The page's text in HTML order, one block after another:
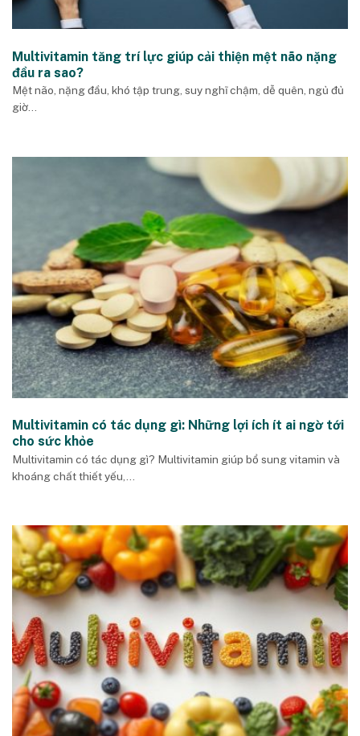
Multivitamin tăng trí lực giúp cải thiện mệt não nặng
đầu ra sao?
Mệt não, nặng đầu, khó tập trung, suy nghĩ chậm, dễ quên, ngủ đủ
giờ...
Multivitamin có tác dụng gì: Những lợi ích ít ai ngờ tới
cho sức khỏe
Multivitamin có tác dụng gì? Multivitamin giúp bổ sung vitamin và
khoáng chất thiết yếu,...